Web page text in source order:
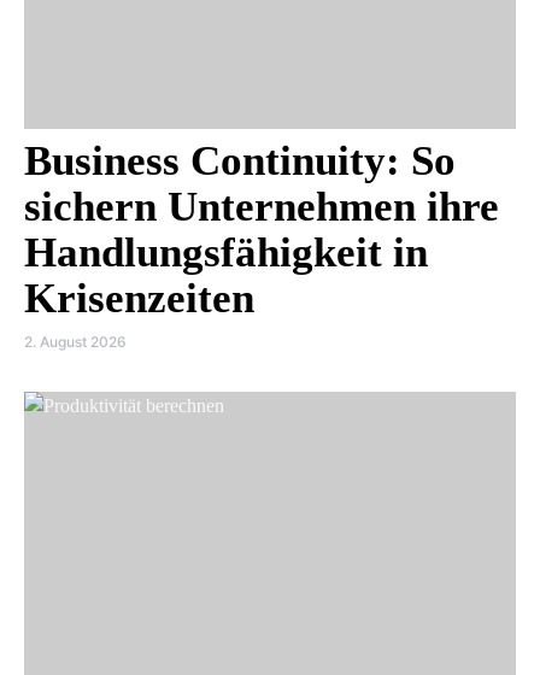
Business Continuity: So
sichern Unternehmen ihre
Handlungsfähigkeit in
Krisenzeiten
2. August 2026